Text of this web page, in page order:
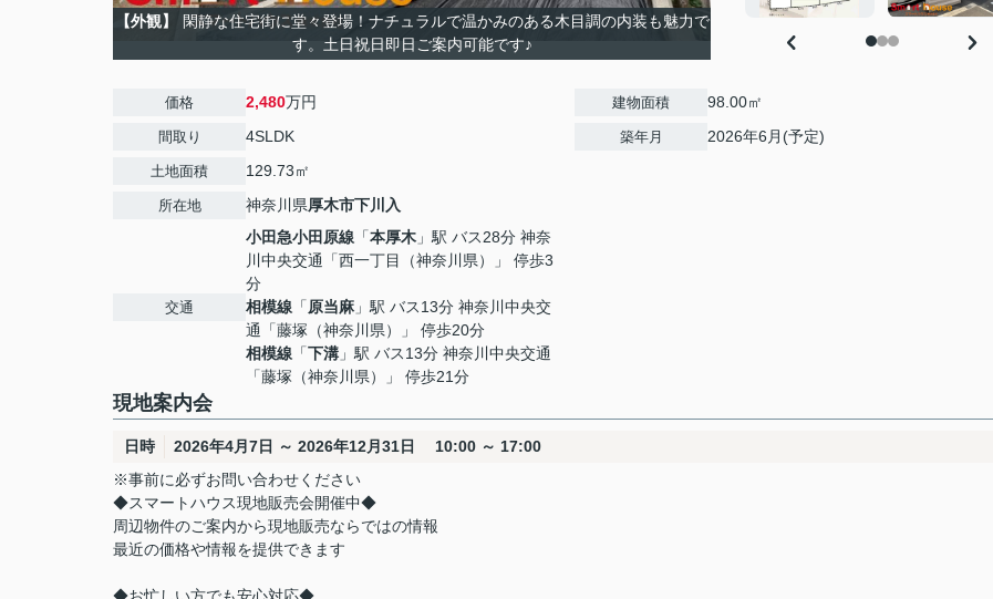
【外観】
閑静な住宅街に堂々登場！ナチュラルで温かみのある木目調の内装も魅力で
す。土日祝日即日ご案内可能です♪
価格 2,480万円
間取り 4SLDK
土地面積 129.73㎡
所在地 神奈川県厚木市下川入
交通
小田急小田原線 「本厚木 」駅 バス28分 神奈
川中央交通「西一丁目（神奈川県）」 停歩3
分
相模線 「原当麻 」駅 バス13分 神奈川中央交
通「藤塚（神奈川県）」 停歩20分
相模線 「下溝 」駅 バス13分 神奈川中央交通
「藤塚（神奈川県）」 停歩21分
建物面積 98.00㎡
築年月 2026年6月(予定)
現地案内会
日時
2026年4月7日 ～ 2026年12月31日 10:00 ～ 17:00
※事前に必ずお問い合わせください
◆スマートハウス現地販売会開催中◆
周辺物件のご案内から現地販売ならではの情報
最近の価格や情報を提供できます